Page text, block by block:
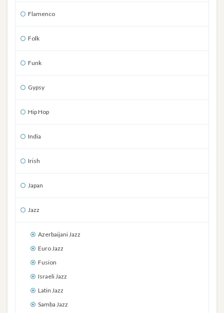
Flamenco
Folk
Funk
Gypsy
Hip Hop
India
Irish
Japan
Jazz
Azerbaijani Jazz
Euro Jazz
Fusion
Israeli Jazz
Latin Jazz
Samba Jazz